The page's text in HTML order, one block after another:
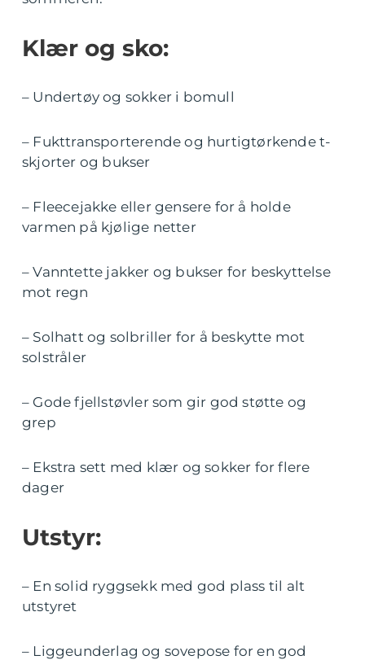
Klær og sko:
– Undertøy og sokker i bomull
– Fukttransporterende og hurtigtørkende t-
skjorter og bukser
– Fleecejakke eller gensere for å holde
varmen på kjølige netter
– Vanntette jakker og bukser for beskyttelse
mot regn
– Solhatt og solbriller for å beskytte mot
solstråler
– Gode fjellstøvler som gir god støtte og
grep
– Ekstra sett med klær og sokker for flere
dager
Utstyr:
– En solid ryggsekk med god plass til alt
utstyret
– Liggeunderlag og sovepose for en god